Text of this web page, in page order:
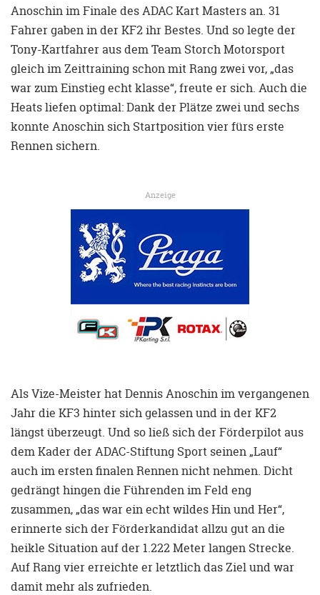
Anoschin im Finale des ADAC Kart Masters an. 31
Fahrer gaben in der KF2 ihr Bestes. Und so legte der
Tony-Kartfahrer aus dem Team Storch Motorsport
gleich im Zeittraining schon mit Rang zwei vor, „das
war zum Einstieg echt klasse“, freute er sich. Auch die
Heats liefen optimal: Dank der Plätze zwei und sechs
konnte Anoschin sich Startposition vier fürs erste
Rennen sichern.
Anzeige
Als Vize-Meister hat Dennis Anoschin im vergangenen
Jahr die KF3 hinter sich gelassen und in der KF2
längst überzeugt. Und so ließ sich der Förderpilot aus
dem Kader der ADAC-Stiftung Sport seinen „Lauf“
auch im ersten finalen Rennen nicht nehmen. Dicht
gedrängt hingen die Führenden im Feld eng
zusammen, „das war ein echt wildes Hin und Her“,
erinnerte sich der Förderkandidat allzu gut an die
heikle Situation auf der 1.222 Meter langen Strecke.
Auf Rang vier erreichte er letztlich das Ziel und war
damit mehr als zufrieden.